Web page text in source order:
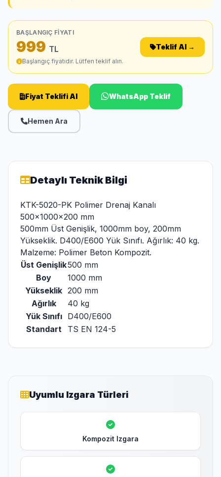
BAŞLANGIÇ FIYATI
999 TL
Başlangıç fiyatıdır. Lütfen teklif alın.
Teklif Al →
Fiyat Teklifi Al WhatsApp Teklif
Hemen Ara
Detaylı Teknik Bilgi
KTK-5020-PK Polimer Drenaj Kanalı
500x1000x200 mm
500mm Üst Genişlik, 1000mm boy, 200mm
Yükseklik. D400/E600 Yük Sınıfı. Ağırlık: 40 kg.
Malzeme: Polimer Beton Kompozit.
Üst Genişlik500 mm
Boy
1000 mm
Yükseklik 200 mm
Ağırlık
40 kg
Yük Sınıfı
D400/E600
Standart
TS EN 124-5
Uyumlu Izgara Türleri
Kompozit Izgara